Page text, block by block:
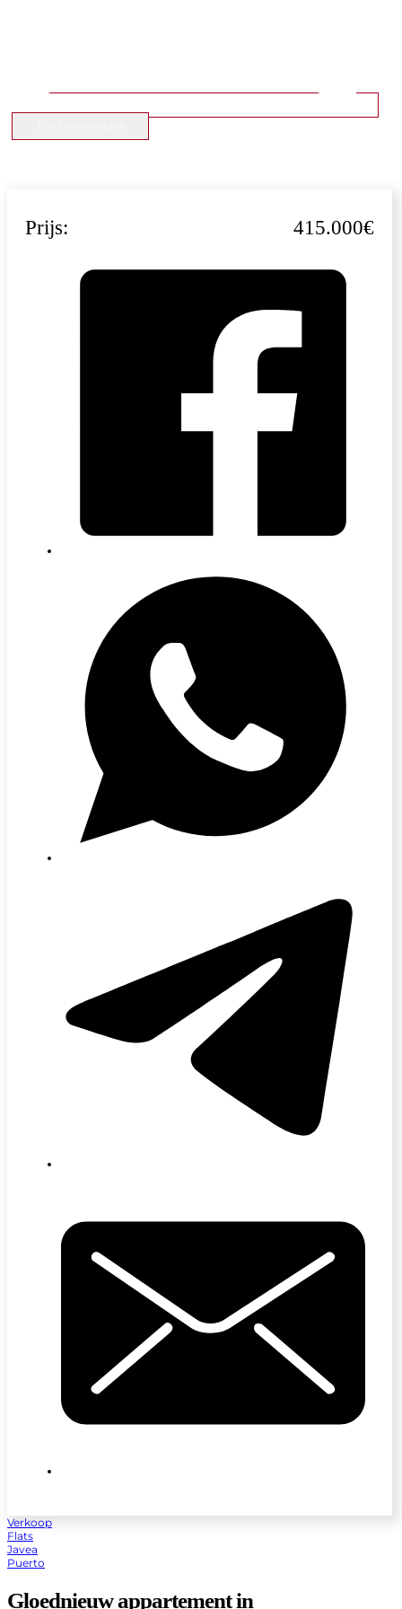
Prijs: 415.000€
Verkoop
Flats
Javea
Puerto
Gloednieuw appartement in